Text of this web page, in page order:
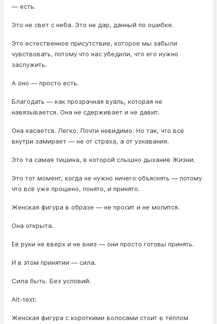
— есть.
Это не свет с неба. Это не дар, данный по ошибке.
Это естественное присутствие, которое мы забыли
чувствовать, потому что нас убедили, что его нужно
заслужить.
А оно — просто есть.
Благодать — как прозрачная вуаль, которая не
навязывается. Она не сдерживает и не давит.
Она касается. Легко. Почти невидимо. Но так, что всё
внутри замирает — не от страха, а от узнавания.
Это та самая тишина, в которой слышно дыхание Жизни.
Это тот момент, когда не нужно ничего объяснять — потому
что всё уже прощено, понято, и принято.
Женская фигура в образе — не просит и не молится.
Она открыта.
Её руки не вверх и не вниз — они просто готовы принять.
И в этом принятии — сила.
Сила быть. Без условий.
Alt-text:
Женская фигура с короткими волосами стоит в тёплом